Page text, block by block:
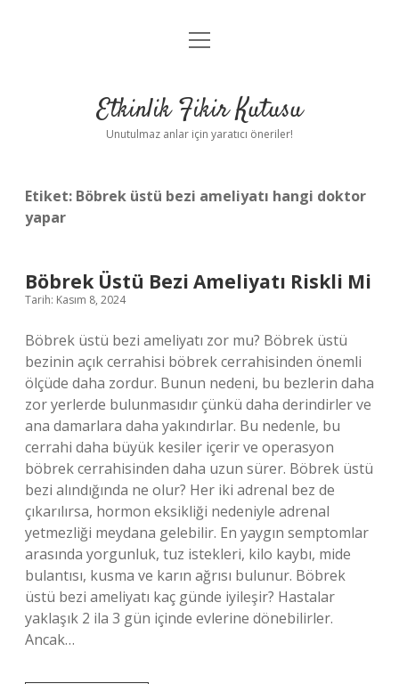
Anasayfa
Yasal Uyarı
menüyü
Etkinlik Fikir Kutusu
Unutulmaz anlar için yaratıcı öneriler!
Etiket: Böbrek üstü bezi ameliyatı hangi doktor
yapar
Böbrek Üstü Bezi Ameliyatı Riskli Mi
Tarih: Kasım 8, 2024
Böbrek üstü bezi ameliyatı zor mu? Böbrek üstü
bezinin açık cerrahisi böbrek cerrahisinden önemli
ölçüde daha zordur. Bunun nedeni, bu bezlerin daha
zor yerlerde bulunmasıdır çünkü daha derindirler ve
ana damarlara daha yakındırlar. Bu nedenle, bu
cerrahi daha büyük kesiler içerir ve operasyon
böbrek cerrahisinden daha uzun sürer. Böbrek üstü
bezi alındığında ne olur? Her iki adrenal bez de
çıkarılırsa, hormon eksikliği nedeniyle adrenal
yetmezliği meydana gelebilir. En yaygın semptomlar
arasında yorgunluk, tuz istekleri, kilo kaybı, mide
bulantısı, kusma ve karın ağrısı bulunur. Böbrek
üstü bezi ameliyatı kaç günde iyileşir? Hastalar
yaklaşık 2 ila 3 gün içinde evlerine dönebilirler.
Ancak…